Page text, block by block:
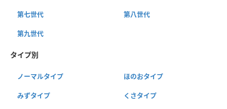
第七世代 第八世代
第九世代
タイプ別
ノーマルタイプ ほのおタイプ
みずタイプ くさタイプ